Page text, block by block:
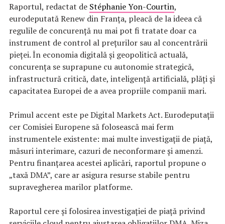
Raportul, redactat de Stéphanie Yon-Courtin,
eurodeputată Renew din Franța, pleacă de la ideea că
regulile de concurență nu mai pot fi tratate doar ca
instrument de control al prețurilor sau al concentrării
pieței. În economia digitală și geopolitică actuală,
concurența se suprapune cu autonomie strategică,
infrastructură critică, date, inteligență artificială, plăți și
capacitatea Europei de a avea propriile companii mari.
Primul accent este pe Digital Markets Act. Eurodeputații
cer Comisiei Europene să folosească mai ferm
instrumentele existente: mai multe investigații de piață,
măsuri interimare, cazuri de neconformare și amenzi.
Pentru finanțarea acestei aplicări, raportul propune o
„taxă DMA”, care ar asigura resurse stabile pentru
supravegherea marilor platforme.
Raportul cere și folosirea investigației de piață privind